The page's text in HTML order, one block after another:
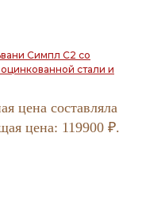
Симпл С2 со
стали и
цена составляла
цена: 119900 ₽.